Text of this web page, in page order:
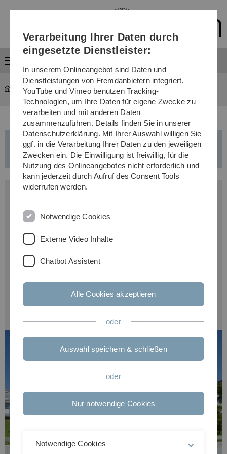
Direkt
Direkt
Direkt
(Sprache,
Drucken,
Media)
Direkt
Direkt
Studium ... Masterstudiengänge
Physics - Master of Science (M.Sc.)
Wintersemester: 01. April - 15. Mai
Erforderliche Sprachkenntnisse:
Zulassungsbeschränkung:
Verarbeitung Ihrer Daten durch
eingesetzte Dienstleister:
In unserem Onlineangebot sind Daten und
Dienstleistungen von Fremdanbietern integriert.
YouTube und Vimeo benutzen Tracking-
Technologien, um Ihre Daten für eigene Zwecke zu
verarbeiten und mit anderen Daten
zusammenzuführen. Details finden Sie in unserer
Datenschutzerklärung. Mit Ihrer Auswahl willigen Sie
ggf. in die Verarbeitung Ihrer Daten zu den jeweiligen
Zwecken ein. Die Einwilligung ist freiwillig, für die
Nutzung des Onlineangebotes nicht erforderlich und
kann jederzeit durch Aufruf des Consent Tools
widerrufen werden.
Notwendige Cookies
Externe Video Inhalte
Chatbot Assistent
Alle Cookies akzeptieren
oder
Auswahl speichern & schließen
oder
Nur notwendige Cookies
Notwendige Cookies